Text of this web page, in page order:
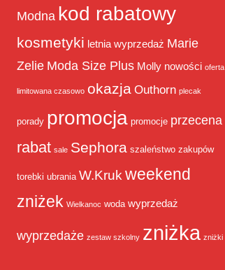
Modna kod rabatowy
kosmetyki letnia wyprzedaż Marie
Zelie Moda Size Plus Molly nowości oferta
limitowana czasowo okazja Outhorn plecak
porady promocja promocje przecena
rabat sale Sephora szaleństwo zakupów
torebki ubrania W.Kruk weekend
zniżek Wielkanoc woda wyprzedaż
wyprzedaże zestaw szkolny zniżka zniżki